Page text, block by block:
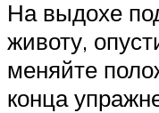
На выдохе
животу,
меняйте
конца